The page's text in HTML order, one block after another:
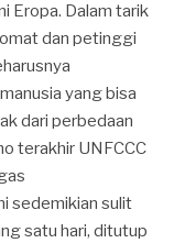
Eropa. Dalam tarik
dan petinggi
yang bisa
dari perbedaan
terakhir UNFCCC
sedemikian sulit
satu hari, ditutup